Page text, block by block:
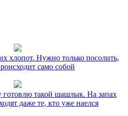
хлопот. Нужно только посолить,
само собой
готовлю такой шашлык. На запах
даже те, кто уже наелся